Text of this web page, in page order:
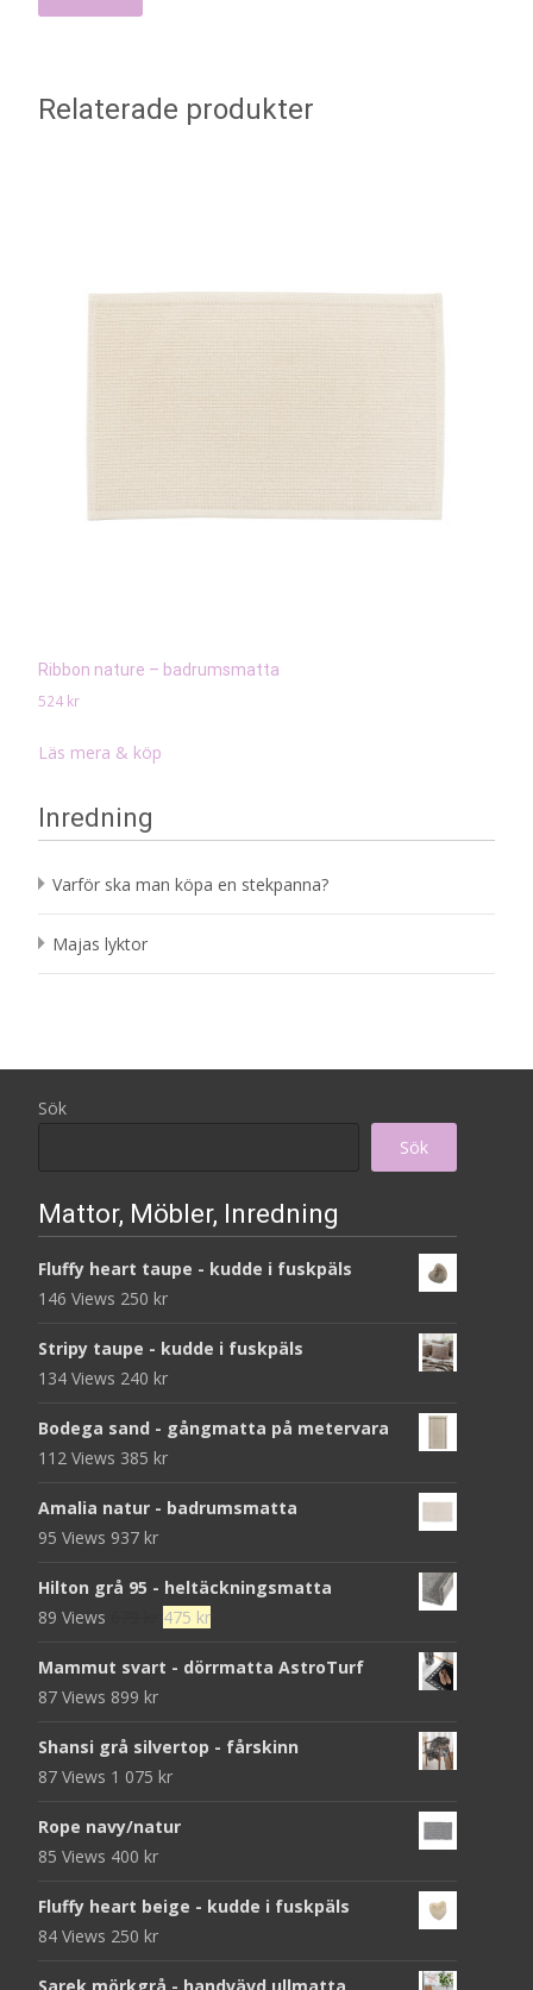
Relaterade produkter
Ribbon nature – badrumsmatta
524 kr
Läs mera & köp
Inredning
Varför ska man köpa en stekpanna?
Majas lyktor
Sök
Sök
Mattor, Möbler, Inredning
Fluffy heart taupe - kudde i fuskpäls
146 Views 250 kr
Stripy taupe - kudde i fuskpäls
134 Views 240 kr
Bodega sand - gångmatta på metervara
112 Views 385 kr
Amalia natur - badrumsmatta
95 Views 937 kr
Hilton grå 95 - heltäckningsmatta
89 Views
Det
priset
475 krDet
priset
475 kr.
Mammut svart - dörrmatta AstroTurf
87 Views 899 kr
Shansi grå silvertop - fårskinn
87 Views 1 075 kr
Rope navy/natur
85 Views 400 kr
Fluffy heart beige - kudde i fuskpäls
84 Views 250 kr
Sarek mörkgrå - handvävd ullmatta